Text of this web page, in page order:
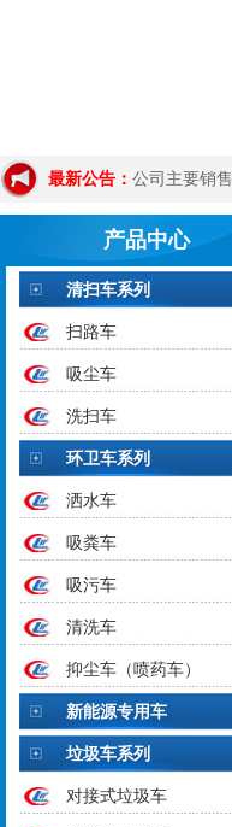
最新公告： 公司主要销售
产品中心
清扫车系列
扫路车
吸尘车
洗扫车
环卫车系列
洒水车
吸粪车
吸污车
清洗车
抑尘车（喷药车）
新能源专用车
垃圾车系列
对接式垃圾车